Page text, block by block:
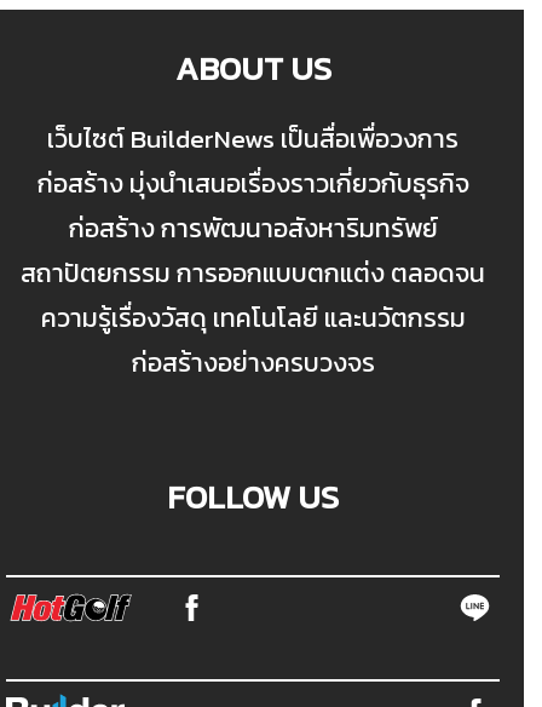
ABOUT US
เว็บไซต์ BuilderNews เป็นสื่อเพื่อวงการ
ก่อสร้าง มุ่งนำเสนอเรื่องราวเกี่ยวกับธุรกิจ
ก่อสร้าง การพัฒนาอสังหาริมทรัพย์
สถาปัตยกรรม การออกแบบตกแต่ง ตลอดจน
ความรู้เรื่องวัสดุ เทคโนโลยี และนวัตกรรม
ก่อสร้างอย่างครบวงจร
FOLLOW US